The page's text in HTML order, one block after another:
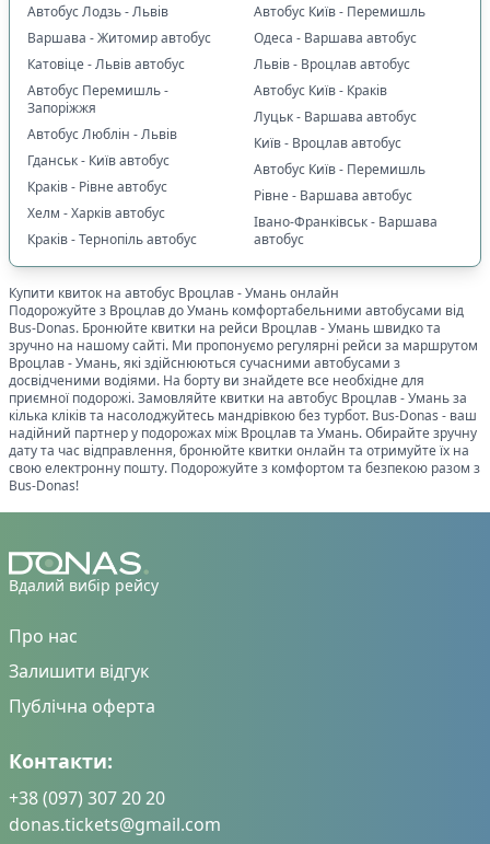
Автобус Лодзь - Львів
Варшава - Житомир автобус
Катовіце - Львів автобус
Автобус Перемишль -
Запоріжжя
Автобус Люблін - Львів
Гданськ - Київ автобус
Краків - Рівне автобус
Хелм - Харків автобус
Краків - Тернопіль автобус
Автобус Київ - Перемишль
Одеса - Варшава автобус
Львів - Вроцлав автобус
Автобус Київ - Краків
Луцьк - Варшава автобус
Київ - Вроцлав автобус
Автобус Київ - Перемишль
Рівне - Варшава автобус
Івано-Франківськ - Варшава
автобус
Купити квиток на автобус Вроцлав-Уманьонлайн
Подорожуйте з ВроцлавдоУмань комфортабельними автобусами від
Bus-Donas. Бронюйте квитки на рейси Вроцлав-Умань швидко та
зручно на нашому сайті. Ми пропонуємо регулярні рейси за маршрутом
Вроцлав-Умань, які здійснюються сучасними автобусами з
досвідченими водіями. На борту ви знайдете все необхідне для
приємної подорожі. Замовляйте квитки на автобус Вроцлав-Уманьза
кілька кліків та насолоджуйтесь мандрівкою без турбот. Bus-Donas - ваш
надійний партнер у подорожах між Вроцлавта Умань. Обирайте зручну
дату та час відправлення, бронюйте квитки онлайн та отримуйте їх на
свою електронну пошту. Подорожуйте з комфортом та безпекою разом з
Bus-Donas!
Вдалий вибір рейсу
Про нас
Залишити відгук
Публічна оферта
Контакти:
+38 (097) 307 20 20
donas.tickets@gmail.com